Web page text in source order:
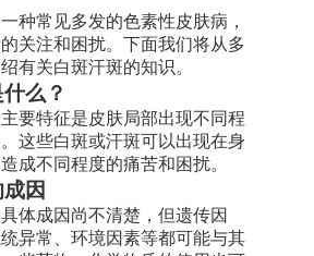
常见多发的色素性皮肤病，
关注和困扰。下面我们将从多
有关白斑汗斑的知识。
么？
特征是皮肤局部出现不同程
这些白斑或汗斑可以出现在身
成不同程度的痛苦和困扰。
因
成因尚不清楚，但遗传因
异常、环境因素等都可能与其